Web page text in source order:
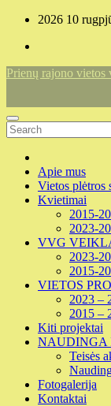
Skip
content
2026 10
Prienų rajono vietos
Apie mus
Vietos plėtros
Kvietimai
2015-
2023-
VVG
2023-
2015-
VIETOS
2023 –
2015 –
Kiti projektai
NAUDINGA
Teisės
Fotogalerija
Kontaktai